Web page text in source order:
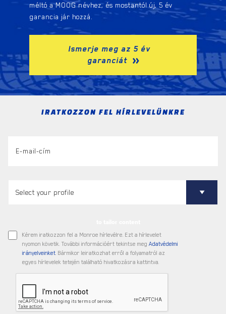
méltó a MOOG névhez, és mostantól új, 5 év
garancia jár hozzá.
Ismerje meg az 5 év
garanciát
IRATKOZZON FEL HÍRLEVELÜNKRE
Kérem iratkozzon fel a Monroe hírlevélre. Ezt a hírlevelet
nyomon követik. További információért tekintse meg Adatvédelmi
irányelveinket. Bármikor leiratkozhat erről a folyamatról az
egyes hírlevelek tetején található hivatkozásra kattintva.